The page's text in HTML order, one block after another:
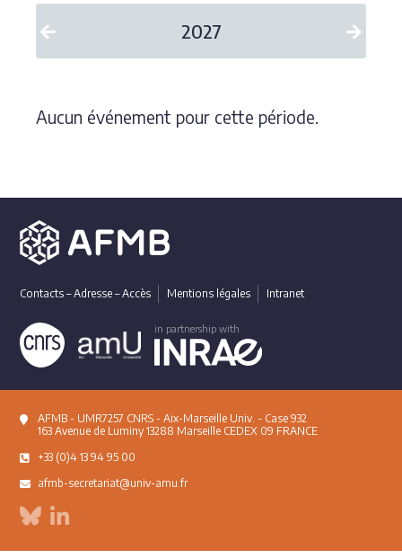
2027
Aucun événement pour cette période.
Contacts – Adresse – Accès Mentions légales Intranet
in partnership with
AFMB - UMR7257 CNRS - Aix-Marseille Univ. - Case 932
163 Avenue de Luminy 13288 Marseille CEDEX 09 FRANCE
+33 (0)4 13 94 95 00
afmb-secretariat@univ-amu.fr